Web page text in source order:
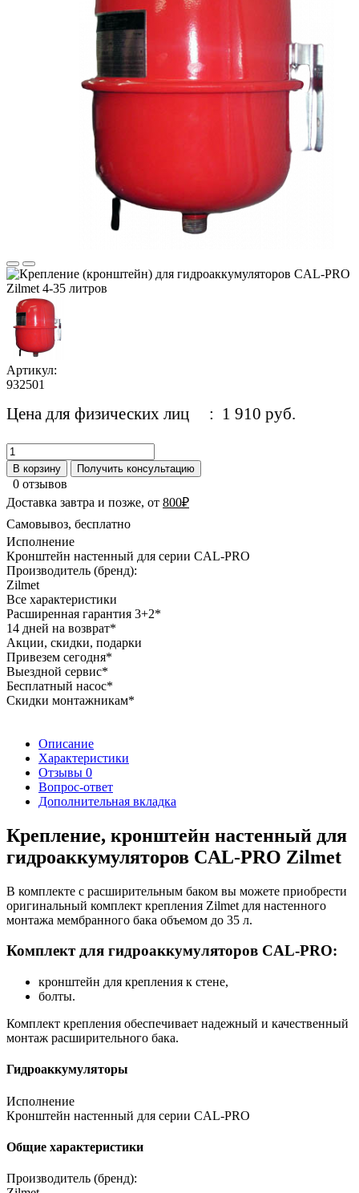
Артикул:
932501
Цена для физических лиц : 1 910 руб.
В корзину Получить консультацию
0 отзывов
Доставка завтра и позже, от 800₽
Самовывоз, бесплатно
Исполнение
Кронштейн настенный для серии CAL-PRO
Производитель (бренд):
Zilmet
Все характеристики
Расширенная гарантия 3+2*
14 дней на возврат*
Акции, скидки, подарки
Привезем сегодня*
Выездной сервис*
Бесплатный насос*
Скидки монтажникам*
Описание
Характеристики
Отзывы 0
Вопрос-ответ
Дополнительная вкладка
Крепление, кронштейн настенный для
гидроаккумуляторов CAL-PRO Zilmet
В комплекте с расширительным баком вы можете приобрести
оригинальный комплект крепления Zilmet для настенного
монтажа мембранного бака объемом до 35 л.
Комплект для гидроаккумуляторов CAL-PRO:
кронштейн для крепления к стене,
болты.
Комплект крепления обеспечивает надежный и качественный
монтаж расширительного бака.
Гидроаккумуляторы
Исполнение
Кронштейн настенный для серии CAL-PRO
Общие характеристики
Производитель (бренд):